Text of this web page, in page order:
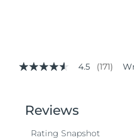
4.5
stars,
average
4.5 (171)